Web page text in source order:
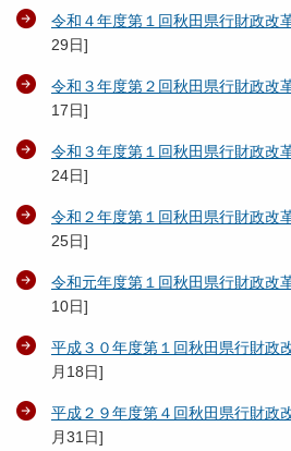
令和４年度第１回秋田県行財政改
29日]
令和３年度第２回秋田県行財政改
17日]
令和３年度第１回秋田県行財政改
24日]
令和２年度第１回秋田県行財政改
25日]
令和元年度第１回秋田県行財政改
10日]
平成３０年度第１回秋田県行財政
月18日]
平成２９年度第４回秋田県行財政
月31日]